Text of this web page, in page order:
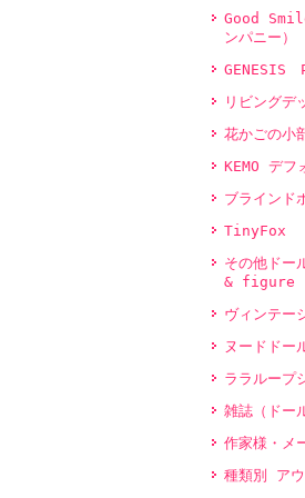
Good
ンパニー）
GENESIS
リビングデ
花かごの小
KEMO デ
ブライン
TinyFox
その他ド
& figure
ヴィンテー
ヌードドー
ララループ
雑誌（ドー
作家様・メ
種類別 ア